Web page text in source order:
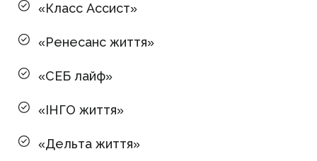
«Класс Ассист»
«Ренесанс життя»
«СЕБ лайф»
«ІНГО життя»
«Дельта життя»